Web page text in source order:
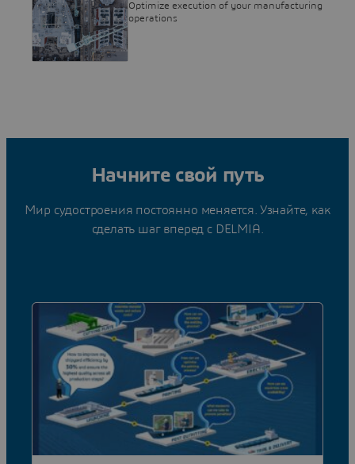
Optimize execution of your manufacturing
operations
Начните свой путь
Мир судостроения постоянно меняется. Узнайте, как
сделать шаг вперед с DELMIA.